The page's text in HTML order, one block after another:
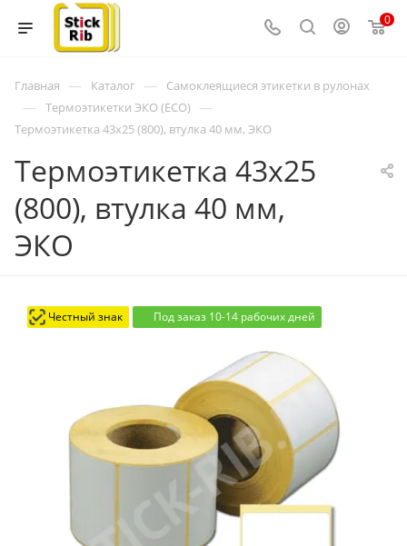
0
Главная — Каталог — Самоклеящиеся этикетки в рулонах
— Термоэтикетки ЭКО (ECO) —
Термоэтикетка 43x25 (800), втулка 40 мм, ЭКО
Термоэтикетка 43x25
(800), втулка 40 мм,
ЭКО
Честный знак Под заказ 10-14 рабочих дней